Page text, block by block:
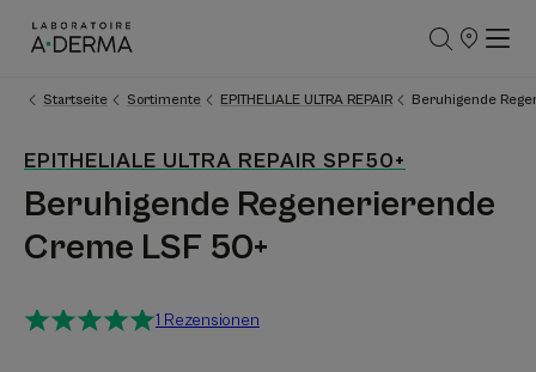
UNSERE
Startseite Sortimente EPITHELIALE ULTRA REPAIR Beruhigende
EPITHELIALE ULTRA REPAIR SPF50+
Beruhigende Regenerierende
Creme LSF 50+
1 Rezensionen